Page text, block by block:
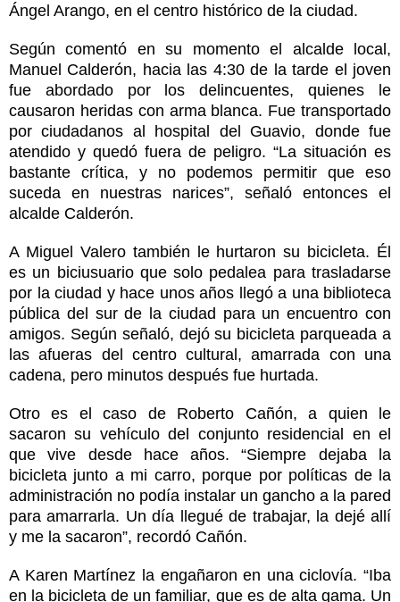
Ángel Arango, en el centro histórico de la ciudad.
Según comentó en su momento el alcalde local,
Manuel Calderón, hacia las 4:30 de la tarde el joven
fue abordado por los delincuentes, quienes le
causaron heridas con arma blanca. Fue transportado
por ciudadanos al hospital del Guavio, donde fue
atendido y quedó fuera de peligro. “La situación es
bastante crítica, y no podemos permitir que eso
suceda en nuestras narices”, señaló entonces el
alcalde Calderón.
A Miguel Valero también le hurtaron su bicicleta. Él
es un biciusuario que solo pedalea para trasladarse
por la ciudad y hace unos años llegó a una biblioteca
pública del sur de la ciudad para un encuentro con
amigos. Según señaló, dejó su bicicleta parqueada a
las afueras del centro cultural, amarrada con una
cadena, pero minutos después fue hurtada.
Otro es el caso de Roberto Cañón, a quien le
sacaron su vehículo del conjunto residencial en el
que vive desde hace años. “Siempre dejaba la
bicicleta junto a mi carro, porque por políticas de la
administración no podía instalar un gancho a la pared
para amarrarla. Un día llegué de trabajar, la dejé allí
y me la sacaron”, recordó Cañón.
A Karen Martínez la engañaron en una ciclovía. “Iba
en la bicicleta de un familiar, que es de alta gama. Un